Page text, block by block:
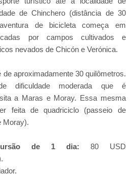
de Chinchero (distância de 30
de bicicleta começa em
por campos cultivados e
nevados de Chicón e Verónica.
de aproximadamente 30 quilômetros.
dificuldade moderada que é
a Maras e Moray. Essa mesma
feita de quadriciclo (passeio de
Moray).
de 1 dia: 80 USD